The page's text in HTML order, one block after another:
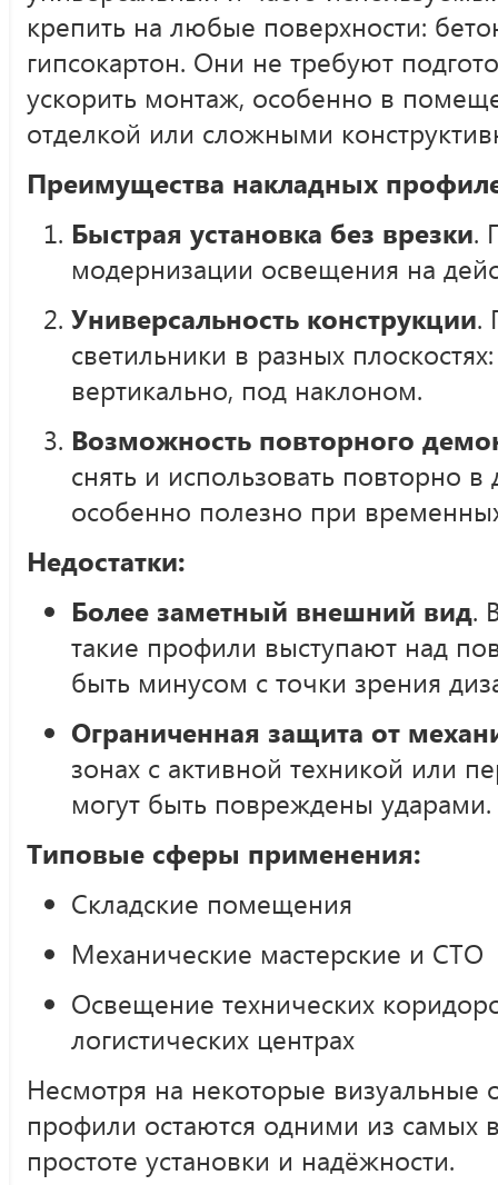
крепить на любые поверхности:
гипсокартон. Они не требуют
ускорить монтаж, особенно в
отделкой или сложными
Преимущества накладных
Быстрая установка без врезки.
модернизации освещения на
Универсальность конструкции.
светильники в разных
вертикально, под наклоном.
Возможность повторного
снять и использовать повторно
особенно полезно при
Недостатки:
Более заметный внешний вид.
такие профили выступают над
быть минусом с точки зрения
Ограниченная защита от
зонах с активной техникой или
могут быть повреждены ударами.
Типовые сферы применения:
Складские помещения
Механические мастерские и СТО
Освещение технических
логистических центрах
Несмотря на некоторые визуальные
профили остаются одними из самых
простоте установки и надёжности.